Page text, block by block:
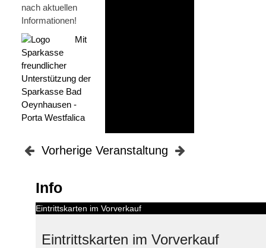
nach aktuellen
Informationen!
Mit
freundlicher
Unterstützung der
Sparkasse Bad
Oeynhausen -
Porta Westfalica
Vorherige Veranstaltung
Info
Eintrittskarten im Vorverkauf
Eintrittskarten im Vorverkauf